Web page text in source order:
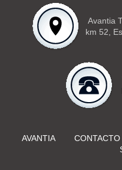
Avantia
km 52,
AVANTIA CONTACTO